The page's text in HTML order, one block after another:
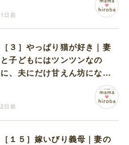
1日前
［３］やっぱり猫が好き｜妻
と子どもにはツンツンなの
に、夫にだけ甘えん坊になる
2日前
［１５］嫁いびり義母｜妻の